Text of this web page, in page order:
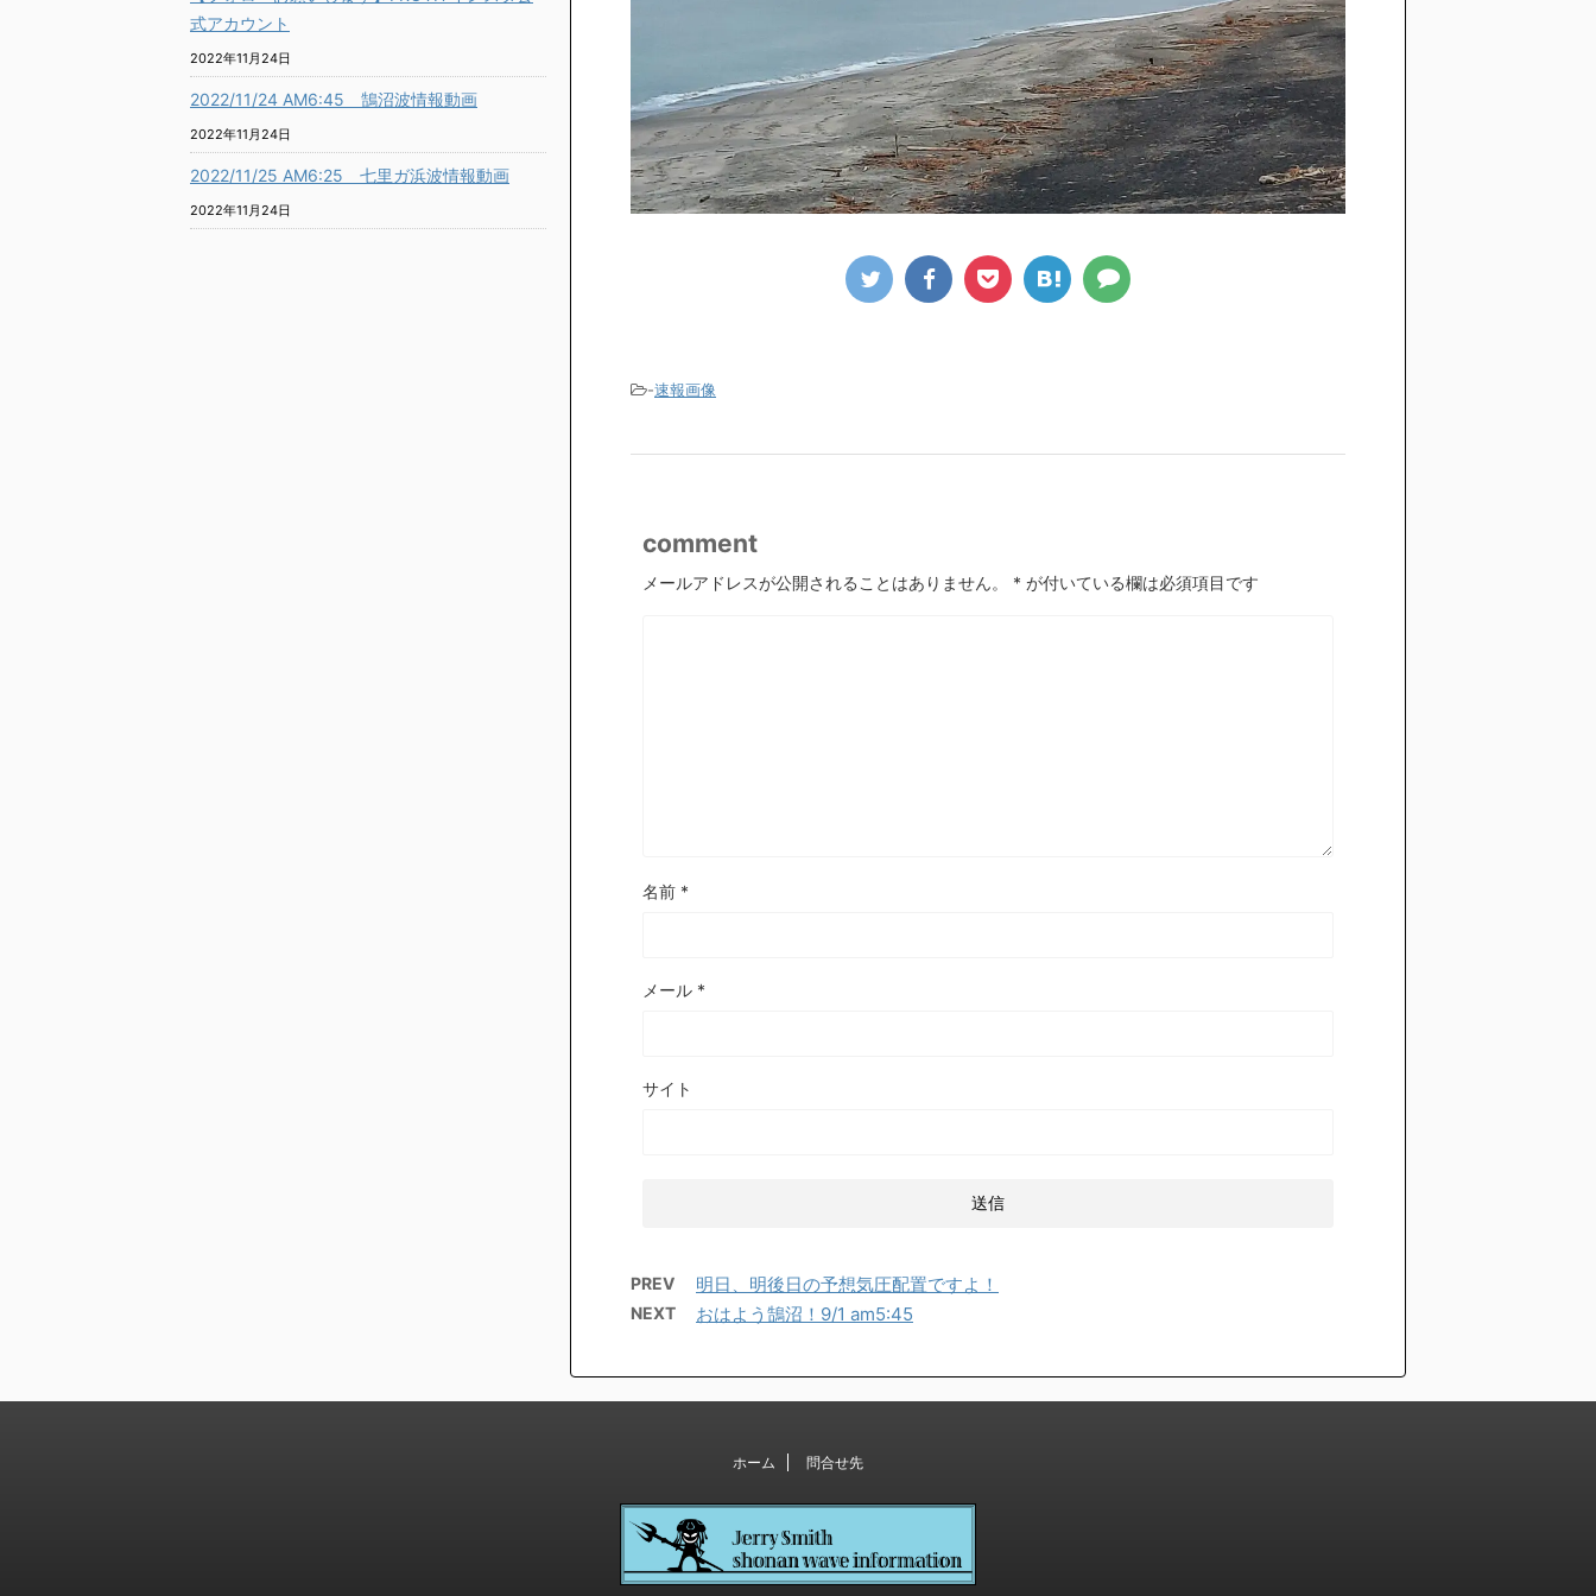
-速報画像
comment
メールアドレスが公開されることはありません。 * が付いている欄は必須項目です
名前 *
メール *
サイト
PREV 明日、明後日の予想気圧配置ですよ！
NEXT おはよう鵠沼！9/1 am5:45
式アカウント
2022年11月24日
2022/11/24 AM6:45 鵠沼波情報動画
2022年11月24日
2022/11/25 AM6:25 七里ガ浜波情報動画
2022年11月24日
ホーム 問合せ先